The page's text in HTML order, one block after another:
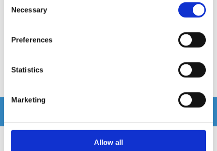
Selection
Necessary
Preferences
Statistics
Marketing
Allow all
Passar Fiat